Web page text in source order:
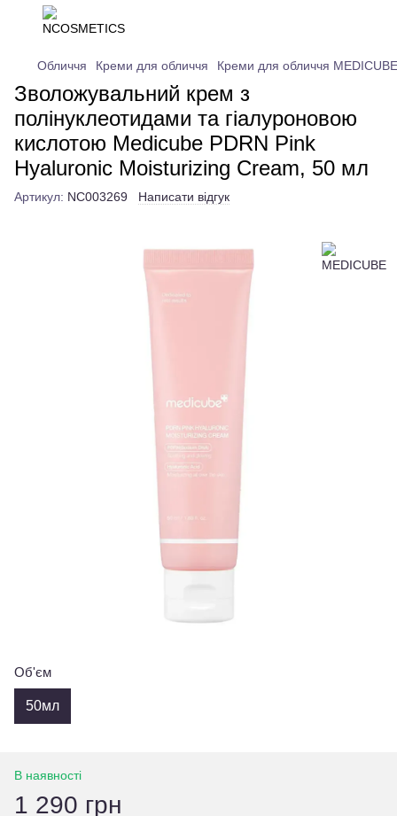
Обличчя Креми для обличчя Креми для обличчя MEDICUBE
Зволожувальний крем з
полінуклеотидами та гіалуроновою
кислотою Medicube PDRN Pink
Hyaluronic Moisturizing Cream, 50 мл
Артикул: NC003269 Написати відгук
Об'єм
50мл
В наявності
1 290 грн